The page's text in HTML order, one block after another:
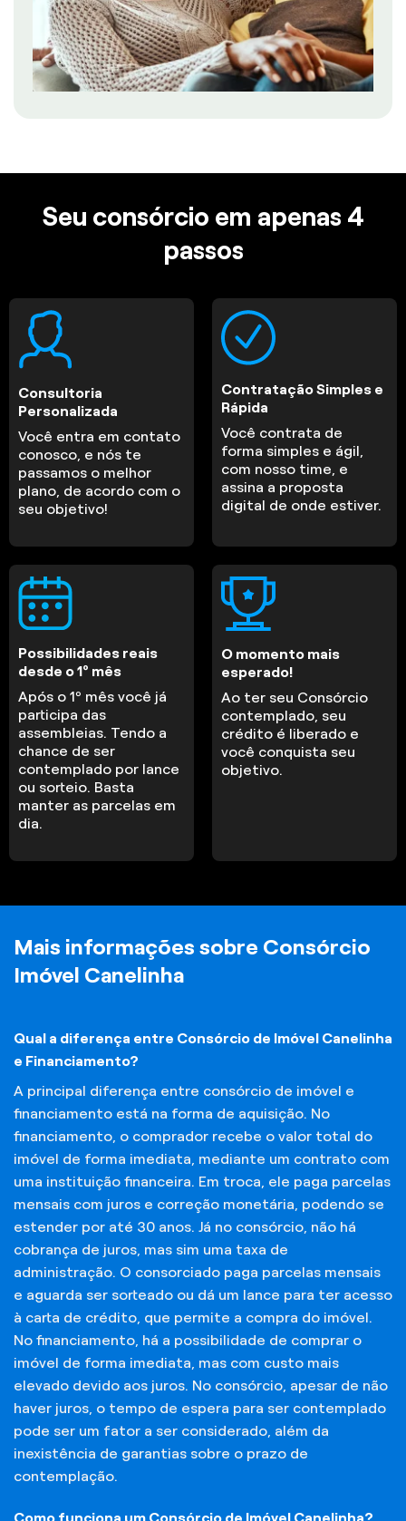
Seu consórcio em apenas 4
passos
Consultoria
Personalizada
Você entra em contato
conosco, e nós te
passamos o melhor
plano, de acordo com o
seu objetivo!
Contratação Simples e
Rápida
Você contrata de
forma simples e ágil,
com nosso time, e
assina a proposta
digital de onde estiver.
Possibilidades reais
desde o 1º mês
Após o 1º mês você já
participa das
assembleias. Tendo a
chance de ser
contemplado por lance
ou sorteio. Basta
manter as parcelas em
dia.
O momento mais
esperado!
Ao ter seu Consórcio
contemplado, seu
crédito é liberado e
você conquista seu
objetivo.
Mais informações sobre Consórcio
Imóvel Canelinha
Qual a diferença entre Consórcio de Imóvel Canelinha
e Financiamento?
A principal diferença entre consórcio de imóvel e
financiamento está na forma de aquisição. No
financiamento, o comprador recebe o valor total do
imóvel de forma imediata, mediante um contrato com
uma instituição financeira. Em troca, ele paga parcelas
mensais com juros e correção monetária, podendo se
estender por até 30 anos. Já no consórcio, não há
cobrança de juros, mas sim uma taxa de
administração. O consorciado paga parcelas mensais
e aguarda ser sorteado ou dá um lance para ter acesso
à carta de crédito, que permite a compra do imóvel.
No financiamento, há a possibilidade de comprar o
imóvel de forma imediata, mas com custo mais
elevado devido aos juros. No consórcio, apesar de não
haver juros, o tempo de espera para ser contemplado
pode ser um fator a ser considerado, além da
inexistência de garantias sobre o prazo de
contemplação.